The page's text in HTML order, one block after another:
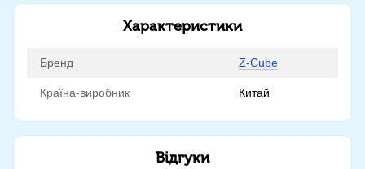
Характеристики
Бренд Z-Cube
Країна-виробник Китай
Відгуки